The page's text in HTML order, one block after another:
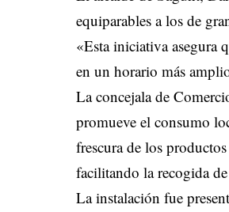
equiparables a los de
«Esta iniciativa asegura
en un horario más
La concejala de
promueve el consumo
frescura de los
facilitando la recogida
La instalación fue